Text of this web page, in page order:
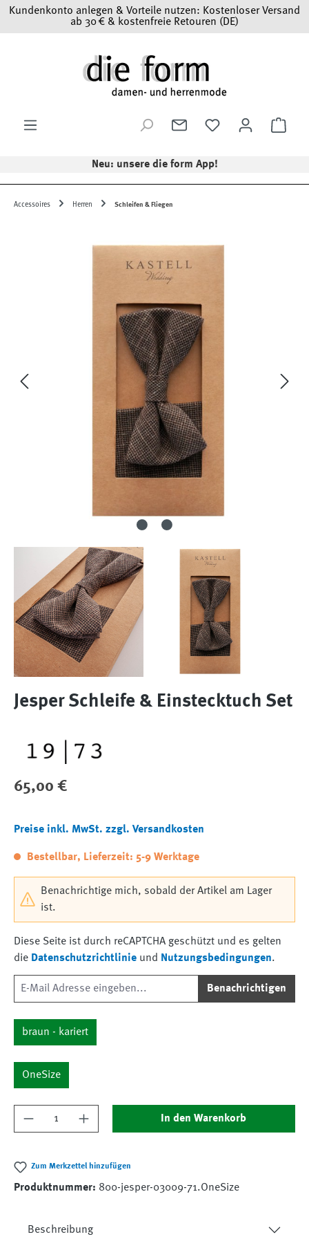
Zum Hauptinhalt springen
Kundenkonto anlegen & Vorteile nutzen: Kostenloser Versand
ab 30 € & kostenfreie Retouren (DE)
Neu: unsere die form App!
Accessoires Herren Schleifen & Fliegen
Jesper Schleife & Einstecktuch Set
Regulärer Preis:
65,00 €
Preise inkl. MwSt. zzgl. Versandkosten
Bestellbar, Lieferzeit: 5-9 Werktage
Benachrichtige mich, sobald der Artikel am Lager
ist.
Diese Seite ist durch reCAPTCHA geschützt und es gelten
die Datenschutzrichtlinie und Nutzungsbedingungen.
Benachrichtigen
braun - kariert
OneSize
Produkt Anzahl: Gib den gewünschten Wert
In den Warenkorb
Zum Merkzettel hinzufügen
Produktnummer: 800-jesper-03009-71.OneSize
Beschreibung